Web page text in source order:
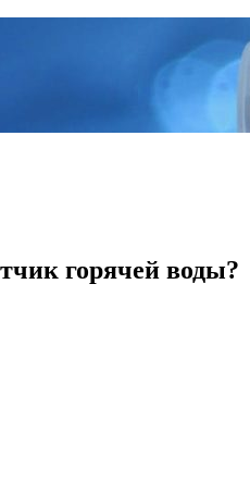
горячей воды?